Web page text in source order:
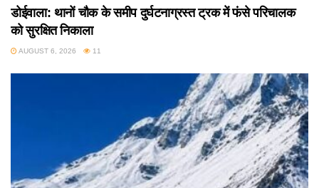
डोईवाला: थानों चौक के समीप दुर्घटनाग्रस्त ट्रक में फंसे परिचालक
को सुरक्षित निकाला
AUGUST 6, 2026 11